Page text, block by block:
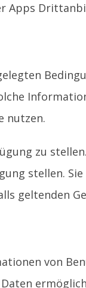
Apps
nutzen.
zu
stellen.
geltenden
von